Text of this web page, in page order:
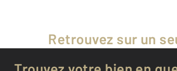
Retrouvez sur un
les biens de 2 agences